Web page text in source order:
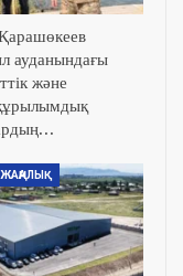
ауданындағы
және